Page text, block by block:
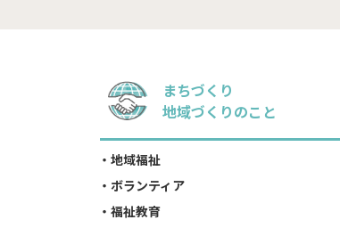
まちづくり
地域づくりのこと
地域福祉
ボランティア
福祉教育